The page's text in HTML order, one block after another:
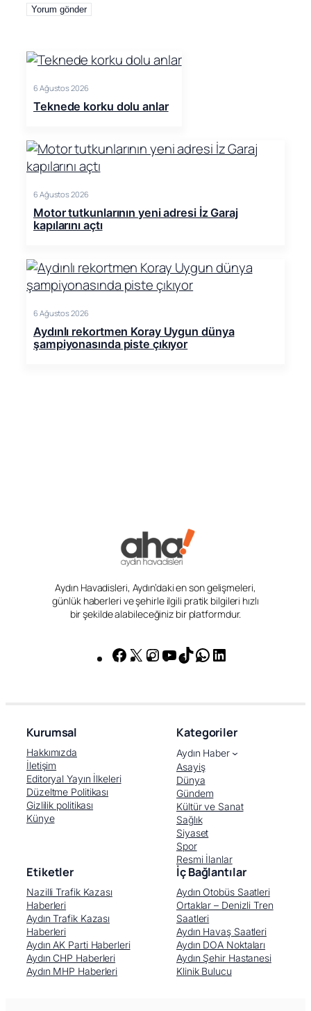
Facebook X (Twitter)
6 Ağustos 2026
Teknede korku dolu anlar
6 Ağustos 2026
Motor tutkunlarının yeni adresi İz Garaj
kapılarını açtı
6 Ağustos 2026
Aydınlı rekortmen Koray Uygun dünya
şampiyonasında piste çıkıyor
Aydın Havadisleri, Aydın’daki en son gelişmeleri,
günlük haberleri ve şehirle ilgili pratik bilgileri hızlı
bir şekilde alabileceğiniz bir platformdur.
Facebook
X Instagram
YouTube
TikTokWhatsApp
Kurumsal
Hakkımızda
İletişim
Editoryal Yayın İlkeleri
Düzeltme Politikası
Gizlilik politikası
Künye
Kategoriler
Aydın Haber
Asayiş
Dünya
Gündem
Kültür ve Sanat
Sağlık
Siyaset
Spor
Resmi İlanlar
Etiketler
Nazilli Trafik Kazası
Haberleri
Aydın Trafik Kazası
Haberleri
Aydın AK Parti Haberleri
Aydın CHP Haberleri
Aydın MHP Haberleri
İç Bağlantılar
Aydın Otobüs Saatleri
Ortaklar – Denizli Tren
Saatleri
Aydın Havaş Saatleri
Aydın DOA Noktaları
Aydın Şehir Hastanesi
Klinik Bulucu